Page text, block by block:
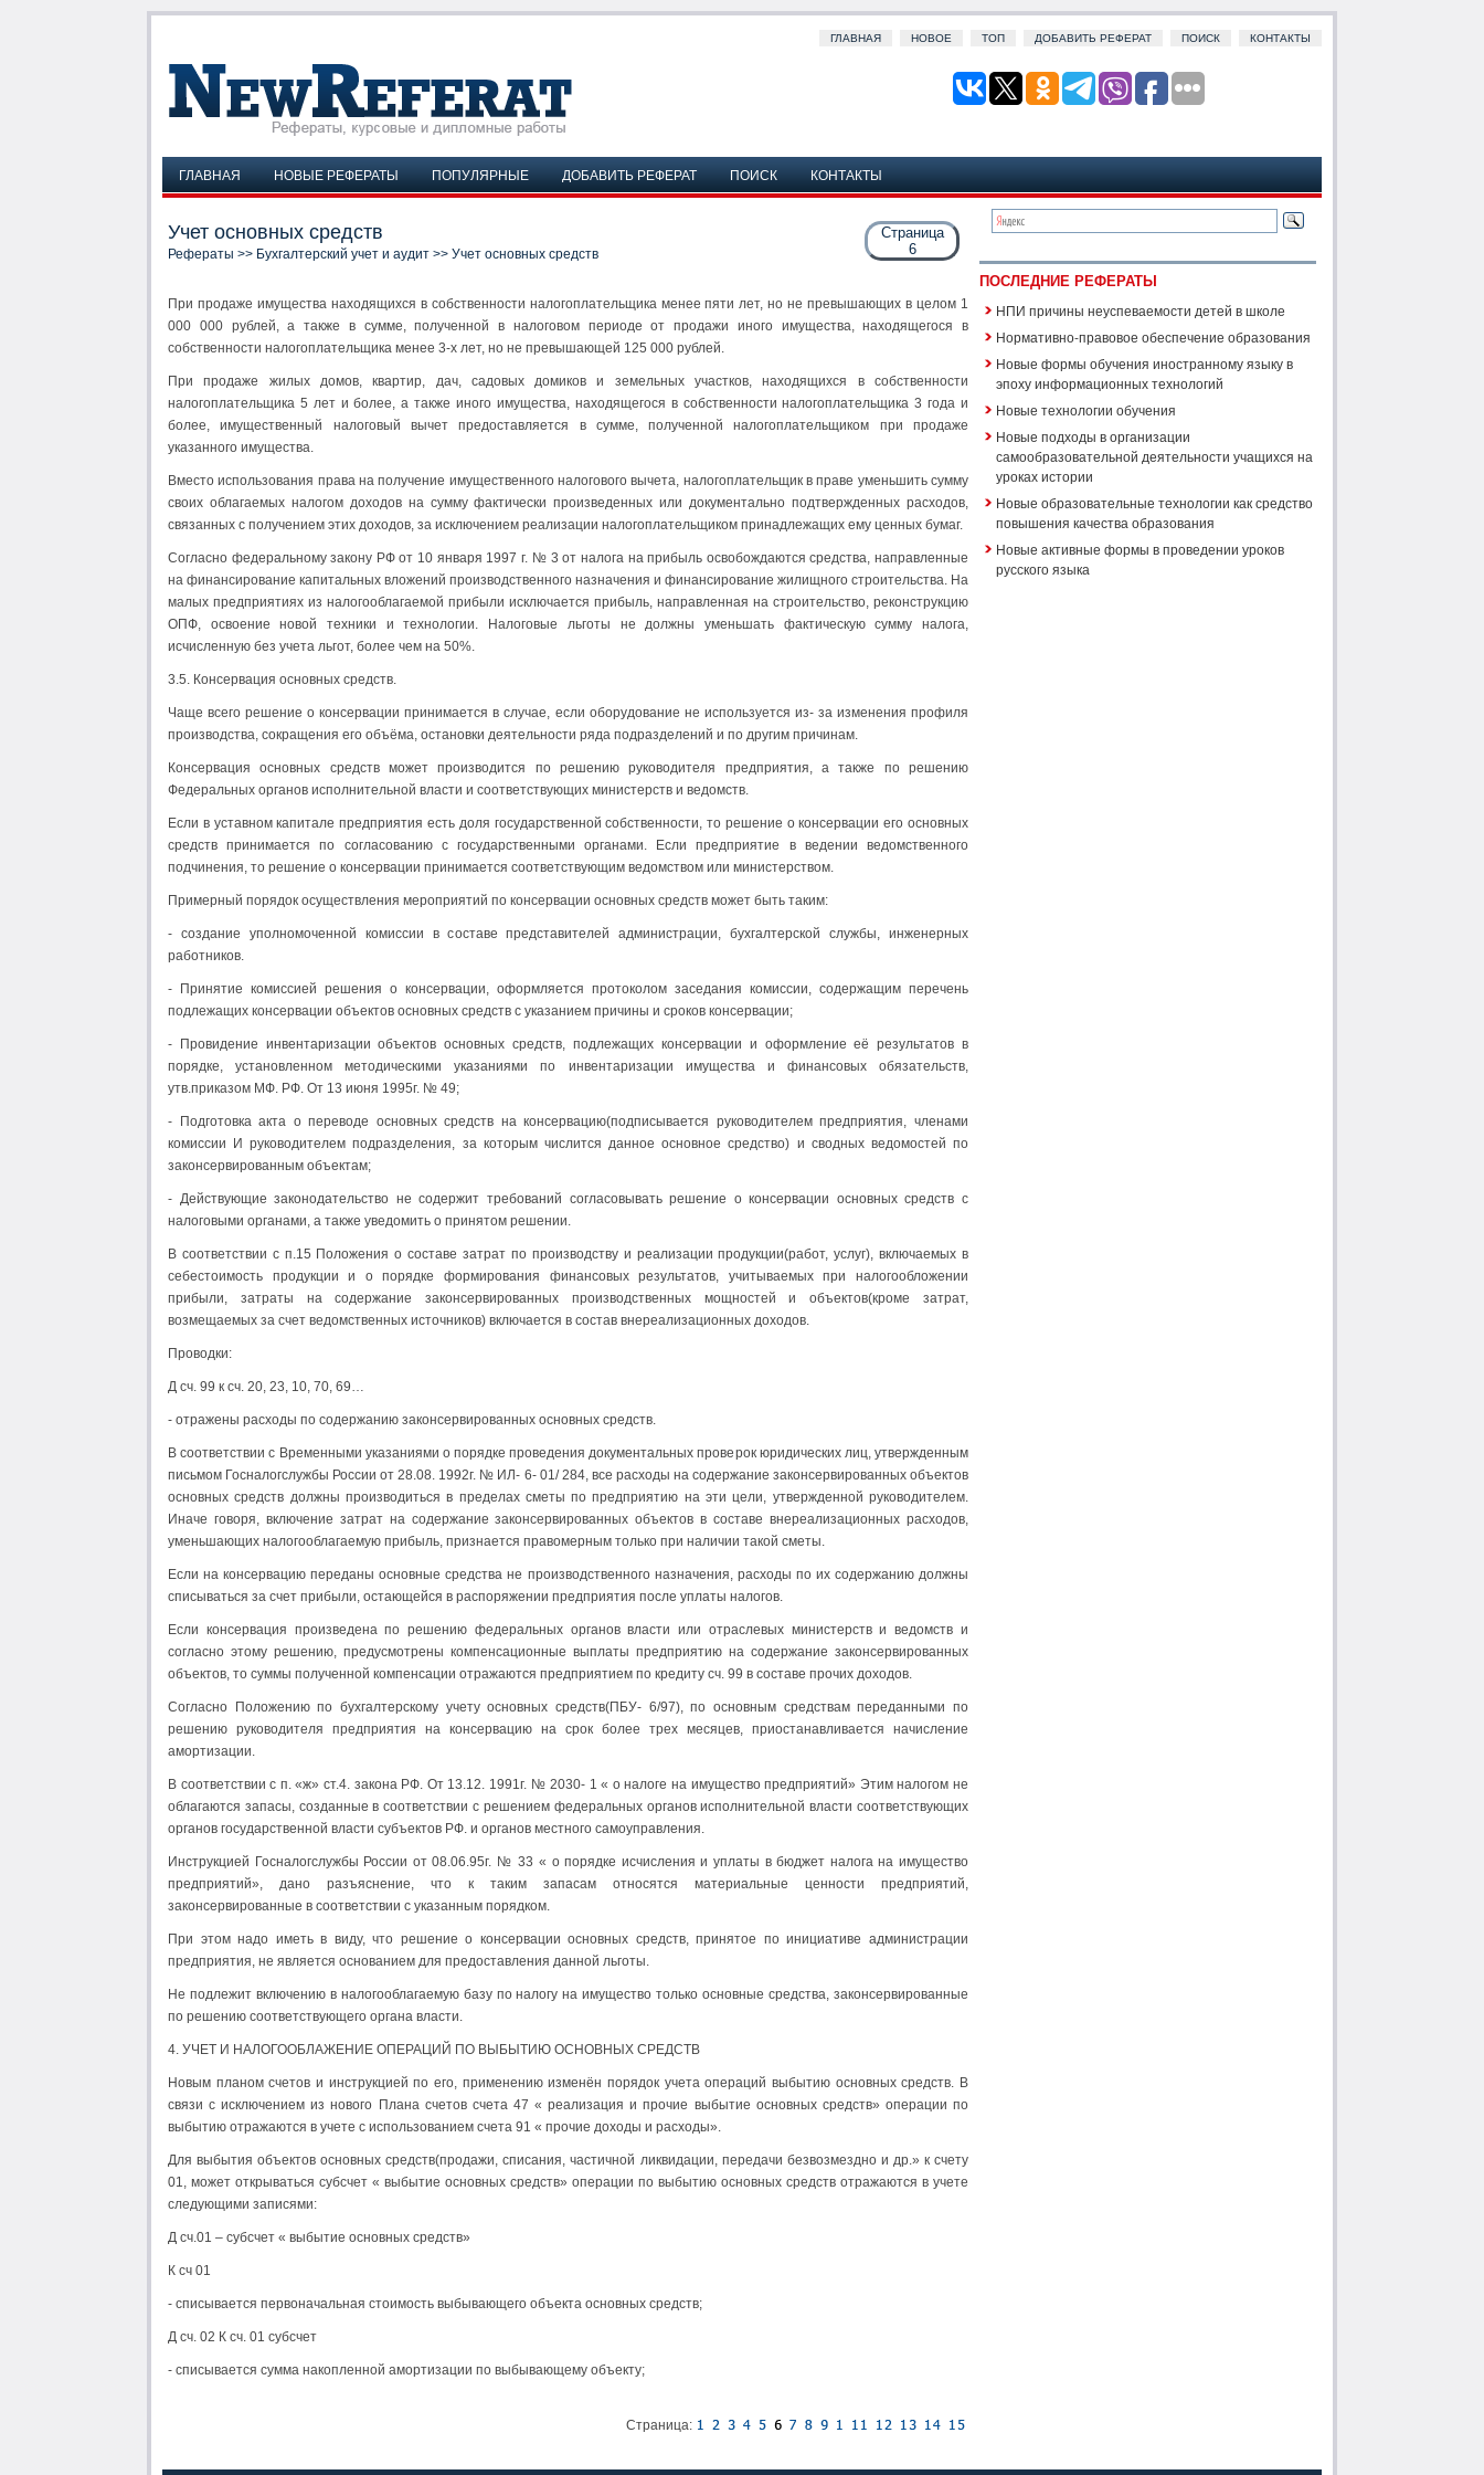
ГЛАВНАЯ НОВОЕ ТОП ДОБАВИТЬ РЕФЕРАТ ПОИСК КОНТАКТЫ
ГЛАВНАЯ НОВЫЕ РЕФЕРАТЫ ПОПУЛЯРНЫЕ ДОБАВИТЬ РЕФЕРАТ ПОИСК КОНТАКТЫ
Страница
6
Учет основных средств
Рефераты >> Бухгалтерский учет и аудит >> Учет основных средств
При продаже имущества находящихся в собственности налогоплательщика менее пяти лет, но не превышающих в целом 1
000 000 рублей, а также в сумме, полученной в налоговом периоде от продажи иного имущества, находящегося в
собственности налогоплательщика менее 3-х лет, но не превышающей 125 000 рублей.
При продаже жилых домов, квартир, дач, садовых домиков и земельных участков, находящихся в собственности
налогоплательщика 5 лет и более, а также иного имущества, находящегося в собственности налогоплательщика 3 года и
более, имущественный налоговый вычет предоставляется в сумме, полученной налогоплательщиком при продаже
указанного имущества.
Вместо использования права на получение имущественного налогового вычета, налогоплательщик в праве уменьшить сумму
своих облагаемых налогом доходов на сумму фактически произведенных или документально подтвержденных расходов,
связанных с получением этих доходов, за исключением реализации налогоплательщиком принадлежащих ему ценных бумаг.
Согласно федеральному закону РФ от 10 января 1997 г. № 3 от налога на прибыль освобождаются средства, направленные
на финансирование капитальных вложений производственного назначения и финансирование жилищного строительства. На
малых предприятиях из налогооблагаемой прибыли исключается прибыль, направленная на строительство, реконструкцию
ОПФ, освоение новой техники и технологии. Налоговые льготы не должны уменьшать фактическую сумму налога,
исчисленную без учета льгот, более чем на 50%.
3.5. Консервация основных средств.
Чаще всего решение о консервации принимается в случае, если оборудование не используется из- за изменения профиля
производства, сокращения его объёма, остановки деятельности ряда подразделений и по другим причинам.
Консервация основных средств может производится по решению руководителя предприятия, а также по решению
Федеральных органов исполнительной власти и соответствующих министерств и ведомств.
Если в уставном капитале предприятия есть доля государственной собственности, то решение о консервации его основных
средств принимается по согласованию с государственными органами. Если предприятие в ведении ведомственного
подчинения, то решение о консервации принимается соответствующим ведомством или министерством.
Примерный порядок осуществления мероприятий по консервации основных средств может быть таким:
- создание уполномоченной комиссии в составе представителей администрации, бухгалтерской службы, инженерных
работников.
- Принятие комиссией решения о консервации, оформляется протоколом заседания комиссии, содержащим перечень
подлежащих консервации объектов основных средств с указанием причины и сроков консервации;
- Провидение инвентаризации объектов основных средств, подлежащих консервации и оформление её результатов в
порядке, установленном методическими указаниями по инвентаризации имущества и финансовых обязательств,
утв.приказом МФ. РФ. От 13 июня 1995г. № 49;
- Подготовка акта о переводе основных средств на консервацию(подписывается руководителем предприятия, членами
комиссии И руководителем подразделения, за которым числится данное основное средство) и сводных ведомостей по
законсервированным объектам;
- Действующие законодательство не содержит требований согласовывать решение о консервации основных средств с
налоговыми органами, а также уведомить о принятом решении.
В соответствии с п.15 Положения о составе затрат по производству и реализации продукции(работ, услуг), включаемых в
себестоимость продукции и о порядке формирования финансовых результатов, учитываемых при налогообложении
прибыли, затраты на содержание законсервированных производственных мощностей и объектов(кроме затрат,
возмещаемых за счет ведомственных источников) включается в состав внереализационных доходов.
Проводки:
Д сч. 99 к сч. 20, 23, 10, 70, 69…
- отражены расходы по содержанию законсервированных основных средств.
В соответствии с Временными указаниями о порядке проведения документальных проверок юридических лиц, утвержденным
письмом Госналогслужбы России от 28.08. 1992г. № ИЛ- 6- 01/ 284, все расходы на содержание законсервированных объектов
основных средств должны производиться в пределах сметы по предприятию на эти цели, утвержденной руководителем.
Иначе говоря, включение затрат на содержание законсервированных объектов в составе внереализационных расходов,
уменьшающих налогооблагаемую прибыль, признается правомерным только при наличии такой сметы.
Если на консервацию переданы основные средства не производственного назначения, расходы по их содержанию должны
списываться за счет прибыли, остающейся в распоряжении предприятия после уплаты налогов.
Если консервация произведена по решению федеральных органов власти или отраслевых министерств и ведомств и
согласно этому решению, предусмотрены компенсационные выплаты предприятию на содержание законсервированных
объектов, то суммы полученной компенсации отражаются предприятием по кредиту сч. 99 в составе прочих доходов.
Согласно Положению по бухгалтерскому учету основных средств(ПБУ- 6/97), по основным средствам переданными по
решению руководителя предприятия на консервацию на срок более трех месяцев, приостанавливается начисление
амортизации.
В соответствии с п. «ж» ст.4. закона РФ. От 13.12. 1991г. № 2030- 1 « о налоге на имущество предприятий» Этим налогом не
облагаются запасы, созданные в соответствии с решением федеральных органов исполнительной власти соответствующих
органов государственной власти субъектов РФ. и органов местного самоуправления.
Инструкцией Госналогслужбы России от 08.06.95г. № 33 « о порядке исчисления и уплаты в бюджет налога на имущество
предприятий», дано разъяснение, что к таким запасам относятся материальные ценности предприятий,
законсервированные в соответствии с указанным порядком.
При этом надо иметь в виду, что решение о консервации основных средств, принятое по инициативе администрации
предприятия, не является основанием для предоставления данной льготы.
Не подлежит включению в налогооблагаемую базу по налогу на имущество только основные средства, законсервированные
по решению соответствующего органа власти.
4. УЧЕТ И НАЛОГООБЛАЖЕНИЕ ОПЕРАЦИЙ ПО ВЫБЫТИЮ ОСНОВНЫХ СРЕДСТВ
Новым планом счетов и инструкцией по его, применению изменён порядок учета операций выбытию основных средств. В
связи с исключением из нового Плана счетов счета 47 « реализация и прочие выбытие основных средств» операции по
выбытию отражаются в учете с использованием счета 91 « прочие доходы и расходы».
Для выбытия объектов основных средств(продажи, списания, частичной ликвидации, передачи безвозмездно и др.» к счету
01, может открываться субсчет « выбытие основных средств» операции по выбытию основных средств отражаются в учете
следующими записями:
Д сч.01 – субсчет « выбытие основных средств»
К сч 01
- списывается первоначальная стоимость выбывающего объекта основных средств;
Д сч. 02 К сч. 01 субсчет
- списывается сумма накопленной амортизации по выбывающему объекту;
Страница:
ПОСЛЕДНИЕ РЕФЕРАТЫ
НПИ причины неуспеваемости детей в школе
Нормативно-правовое обеспечение образования
Новые формы обучения иностранному языку в
эпоху информационных технологий
Новые технологии обучения
Новые подходы в организации
самообразовательной деятельности учащихся на
уроках истории
Новые образовательные технологии как средство
повышения качества образования
Новые активные формы в проведении уроков
русского языка